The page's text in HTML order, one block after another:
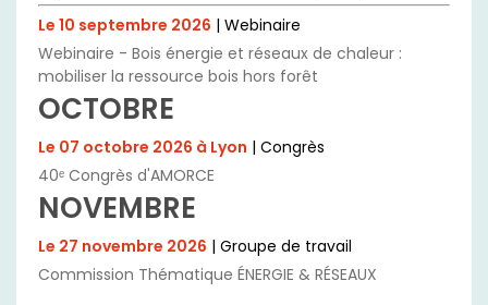
Le 10 septembre 2026 | Webinaire
Webinaire - Bois énergie et réseaux de chaleur :
mobiliser la ressource bois hors forêt
OCTOBRE
Le 07 octobre 2026 à Lyon | Congrès
40ᵉ Congrès d'AMORCE
NOVEMBRE
Le 27 novembre 2026 | Groupe de travail
Commission Thématique ÉNERGIE & RÉSEAUX